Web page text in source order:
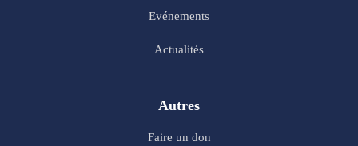
Evénements
Actualités
Autres
Faire un don